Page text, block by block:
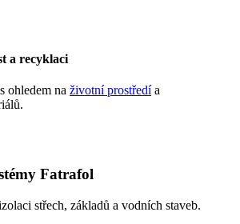
a recyklaci
ohledem na životní prostředía
Fatrafol
střech, základů a vodních staveb.